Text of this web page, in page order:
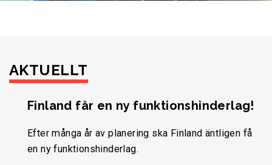
AKTUELLT
Finland får en ny funktionshinderlag!
Efter många år av planering ska Finland äntligen få
en ny funktionshinderlag.